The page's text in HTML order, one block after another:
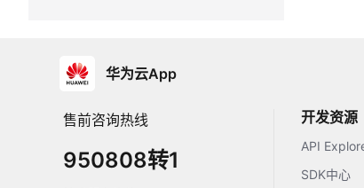
华为云App
售前咨询热线
950808转1
开发资源
API
SDK中心